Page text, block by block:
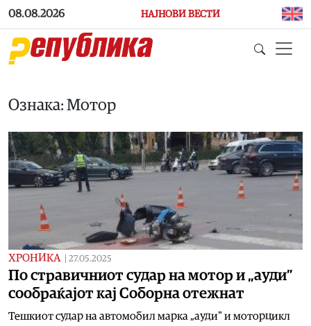
Skip to main content
08.08.2026 НАЈНОВИ ВЕСТИ
Ознака: Мотор
ХРОНИКА 27.05.2025
По стравичниот судар на мотор и „ауди”
сообраќајот кај Соборна отежнат
Тешкиот судар на автомобил марка „ауди" и моторцикл